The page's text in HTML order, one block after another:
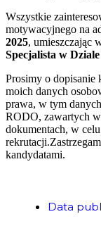
Wszystkie
motywacyjnego na
2025, umieszczając
Specjalista w
Prosimy o dopisanie
moich danych
prawa, w tym
RODO, zawartych
dokumentach, w
kandydatami.
Data